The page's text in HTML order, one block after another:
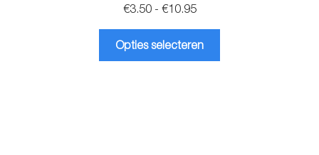
€3.50 - €10.95Prijsklasse:
tot
€10.95
Opties selecteren